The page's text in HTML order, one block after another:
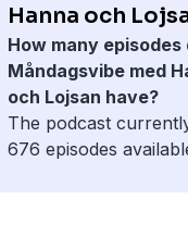
Hanna och
How many episodes
Måndagsvibe med
och Lojsan have?
The podcast
676 episodes